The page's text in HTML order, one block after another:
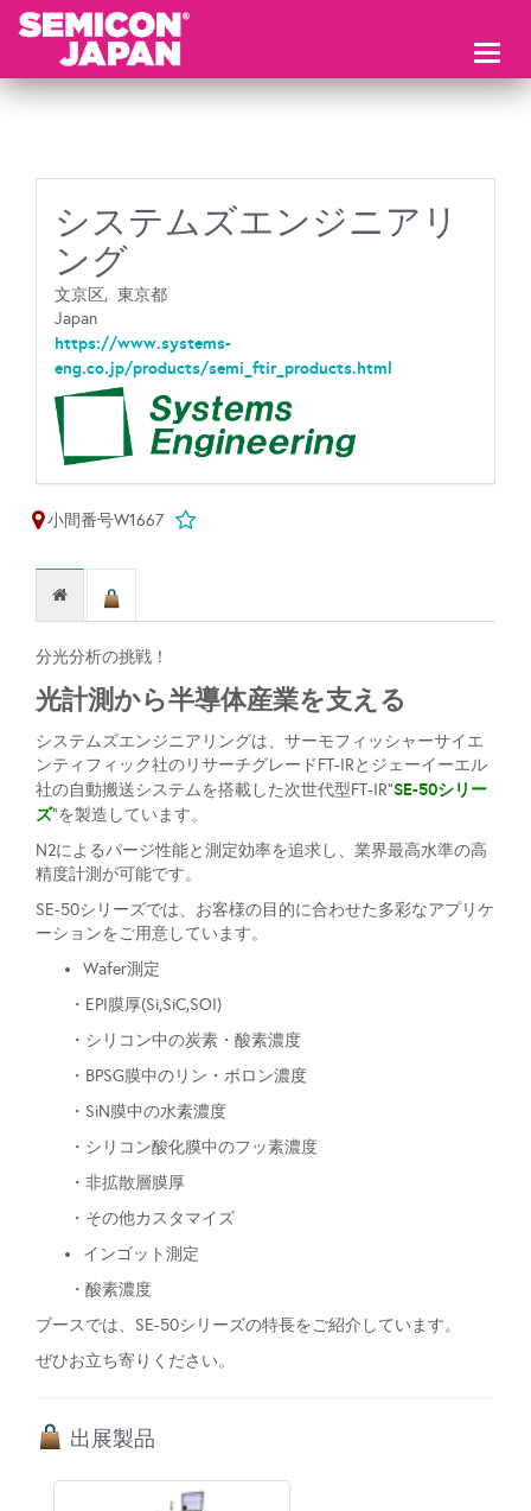
システムズエンジニアリ
ング
文京区, 東京都
Japan
https://www.systems-
eng.co.jp/products/semi_ftir_products.html
小間番号W1667
分光分析の挑戦！
光計測から半導体産業を支える
システムズエンジニアリングは、サーモフィッシャーサイエ
ンティフィック社のリサーチグレードFT-IRとジェーイーエル
社の自動搬送システムを搭載した次世代型FT-IR"SE-50シリー
ズ"を製造しています。
N2によるパージ性能と測定効率を追求し、業界最高水準の高
精度計測が可能です。
SE-50シリーズでは、お客様の目的に合わせた多彩なアプリケ
ーションをご用意しています。
Wafer測定
・EPI膜厚(Si,SiC,SOI)
・シリコン中の炭素・酸素濃度
・BPSG膜中のリン・ボロン濃度
・SiN膜中の水素濃度
・シリコン酸化膜中のフッ素濃度
・非拡散層膜厚
・その他カスタマイズ
インゴット測定
・酸素濃度
ブースでは、SE-50シリーズの特長をご紹介しています。
ぜひお立ち寄りください。
出展製品